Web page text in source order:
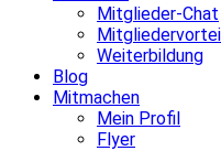
Mitglieder-Chat
Weiterbildung
Blog
Mitmachen
Mein Profil
Flyer